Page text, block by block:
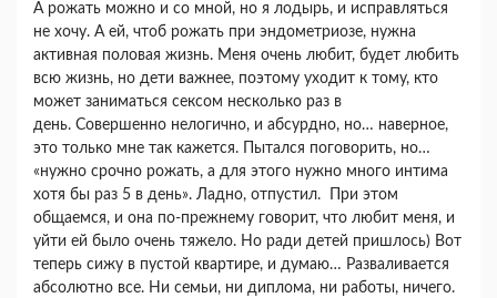
А рожать можно и со мной, но я лодырь, и исправляться
не хочу. А ей, чтоб рожать при эндометриозе, нужна
активная половая жизнь. Меня очень любит, будет любить
всю жизнь, но дети важнее, поэтому уходит к тому, кто
может заниматься сексом несколько раз в
день. Совершенно нелогично, и абсурдно, но… наверное,
это только мне так кажется. Пытался поговорить, но…
«нужно срочно рожать, а для этого нужно много интима
хотя бы раз 5 в день». Ладно, отпустил. При этом
общаемся, и она по-прежнему говорит, что любит меня, и
уйти ей было очень тяжело. Но ради детей пришлось) Вот
теперь сижу в пустой квартире, и думаю… Разваливается
абсолютно все. Ни семьи, ни диплома, ни работы, ничего.